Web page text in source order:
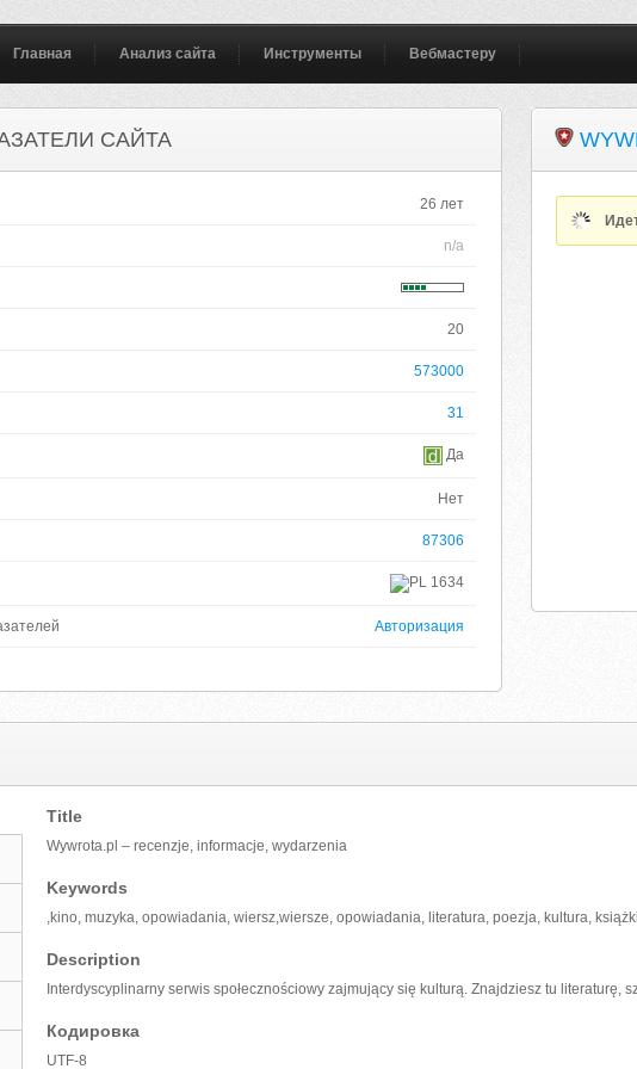
Главная Анализ сайта Инструменты Вебмастеру
САЙТА
26 лет
n/a
20
573000
31
Да
Нет
87306
1634
Авторизация
Title
Wywrota.pl – recenzje, informacje, wydarzenia
Keywords
,kino, muzyka, opowiadania, wiersz,wiersze, opowiadania, literatura, poezja, kultura,
Description
Interdyscyplinarny serwis społecznościowy zajmujący się kulturą. Znajdziesz tu literaturę,
Кодировка
UTF-8